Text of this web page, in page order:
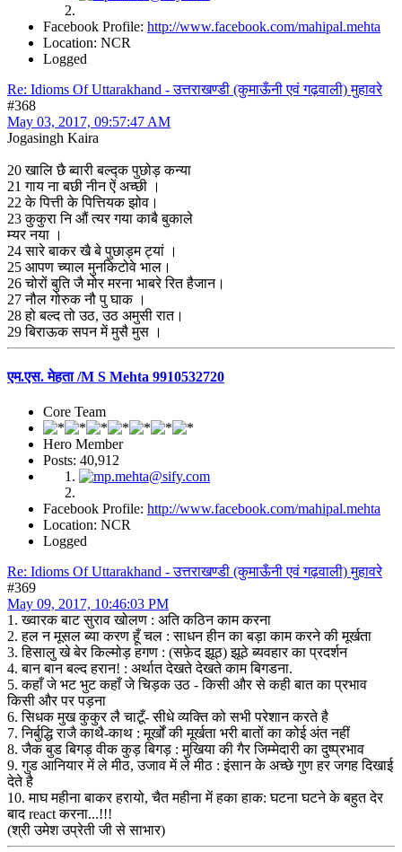
Facebook Profile: http://www.facebook.com/mahipal.mehta
Location: NCR
Logged
Re: Idioms Of Uttarakhand - उत्तराखण्डी (कुमाऊँनी एवं गढ़वाली) मुहावरे
#368
May 03, 2017, 09:57:47 AM
Jogasingh Kaira
20 खालि छै ब्वारी बल्द्क पुछोड़ कन्या
21 गाय ना बछी नीन ऐं अच्छी ।
22 के पित्ती के पित्तियक झोव।
23 कुकुरा नि औं त्यर गया काबै बुकाले
म्यर नया ।
24 सारे बाकर खै बे पुछाड़म ट्यां ।
25 आपण च्याल मुनकिटोवे भाल।
26 चोरों बुति जै मोर मरना भाबरे रित हैजान।
27 नौल गोरुक नौ पु घाक ।
28 हो बल्द तो उठ, उठ अमुसी रात।
29 बिराऊक सपन में मुसै मुस ।
एम.एस. मेहता /M S Mehta 9910532720
Core Team
Hero Member
Posts: 40,912
Facebook Profile: http://www.facebook.com/mahipal.mehta
Location: NCR
Logged
Re: Idioms Of Uttarakhand - उत्तराखण्डी (कुमाऊँनी एवं गढ़वाली) मुहावरे
#369
May 09, 2017, 10:46:03 PM
1. ख्वारक बाट सुराव खोलण : अति कठिन काम करना
2. हल न मूसल ब्या करण हूँ चल : साधन हीन का बड़ा काम करने की मूर्खता
3. हिसालु खे बेर किल्मोड़ हगण : (सफ़ेद झूठ) झूठे ब्यवहार का प्रदर्शन
4. बान बान बल्द हरान! : अर्थात देखते देखते काम बिगडना.
5. कहाँ जे भट भुट कहाँ जे चिड़क उठ - किसी और से कही बात का प्रभाव
किसी और पर पड़ना
6. सिधक मुख कुकुर लै चाटूँ- सीधे व्यक्ति को सभी परेशान करते है
7. निर्बुद्धि राजै काथै-काथ : मूर्खों की मूर्खता भरी बातों का कोई अंत नहीं
8. जैक बुड बिगड़ वीक कुड़ बिगड़ : मुखिया की गैर जिम्मेदारी का दुष्प्रभाव
9. गुड आनियार में ले मीठ, उजाव में ले मीठ : इंसान के अच्छे गुण हर जगह दिखाई
देते है
10. माघ महीना बाकर हरायो, चैत महीना में हका हाक: घटना घटने के बहुत देर
बाद react करना...!!!
(श्री उमेश उप्रेती जी से साभार)